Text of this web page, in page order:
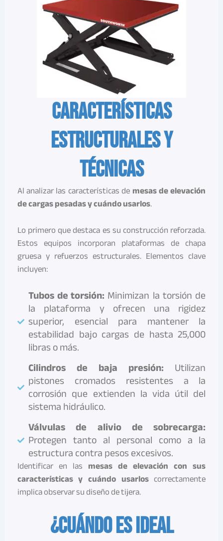
Características
estructurales y
técnicas
Al analizar las características demesas de elevación
de cargas pesadas y cuándo usarlos.
Lo primero que destaca es su construcción reforzada.
Estos equipos incorporan plataformas de chapa
gruesa y refuerzos estructurales. Elementos clave
incluyen:
Tubos de torsión: Minimizan la torsión de
la plataforma y ofrecen una rigidez
superior, esencial para mantener la
estabilidad bajo cargas de hasta 25,000
libras o más.
Cilindros de baja presión: Utilizan
pistones cromados resistentes a la
corrosión que extienden la vida útil del
sistema hidráulico.
Válvulas de alivio de sobrecarga:
Protegen tanto al personal como a la
estructura contra pesos excesivos.
Identificar en las mesas de elevación con sus
características y cuándo usarloscorrectamente
implica observar su diseño de tijera.
¿Cuándo es ideal